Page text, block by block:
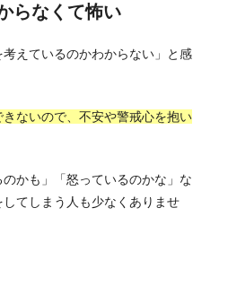
らなくて怖い
えているのかわからない」と感
ないので、不安や警戒心を抱い
のかも」「怒っているのかな」な
てしまう人も少なくありませ